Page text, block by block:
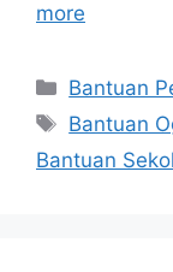
more
Categories
Bantuan
Tags
Bantuan
Bantuan